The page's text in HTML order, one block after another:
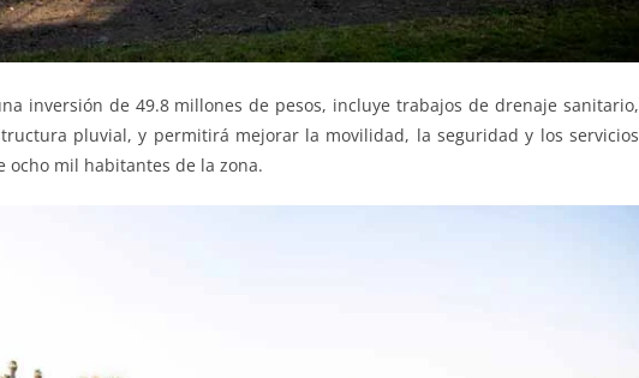
inversión de 49.8 millones de pesos, incluye trabajos de drenaje sanitario,
pluvial, y permitirá mejorar la movilidad, la seguridad y los servicios
ocho mil habitantes de la zona.